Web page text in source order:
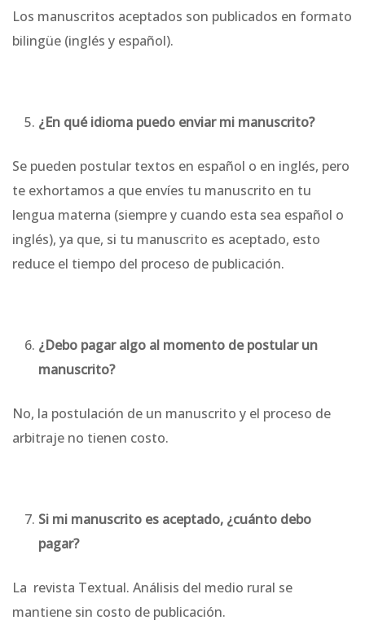
Los manuscritos aceptados son publicados en formato
bilingüe (inglés y español).
¿En qué idioma puedo enviar mi manuscrito?
Se pueden postular textos en español o en inglés, pero
te exhortamos a que envíes tu manuscrito en tu
lengua materna (siempre y cuando esta sea español o
inglés), ya que, si tu manuscrito es aceptado, esto
reduce el tiempo del proceso de publicación.
¿Debo pagar algo al momento de postular un
manuscrito?
No, la postulación de un manuscrito y el proceso de
arbitraje no tienen costo.
Si mi manuscrito es aceptado, ¿cuánto debo
pagar?
La revista Textual. Análisis del medio rural se
mantiene sin costo de publicación.